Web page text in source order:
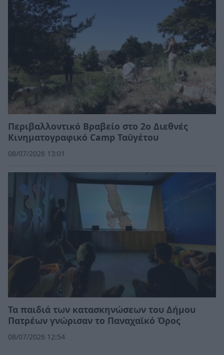
Περιβαλλοντικό Βραβείο στο 2ο Διεθνές
Κινηματογραφικό Camp Ταϋγέτου
08/07/2026 13:01
Τα παιδιά των κατασκηνώσεων του Δήμου
Πατρέων γνώρισαν το Παναχαϊκό Όρος
08/07/2026 12:54